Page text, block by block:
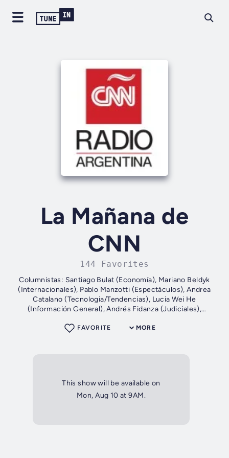
La Mañana de
CNN
144 Favorites
Columnistas: Santiago Bulat (Economía), Mariano Beldyk
(Internacionales), Pablo Manzotti (Espectáculos), Andrea
Catalano (Tecnologia/Tendencias), Lucia Wei He
(Información General), Andrés Fidanza (Judiciales),
MORE
FAVORITE
This show will be available on
Mon, Aug 10 at 9AM.